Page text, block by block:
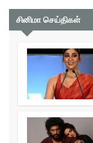
சினிமா செய்திகள்